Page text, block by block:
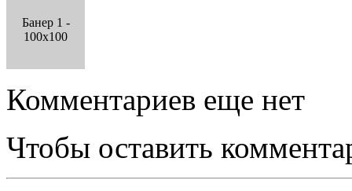
Банер 1 -
100x100
Комментариев еще нет
Чтобы оставить